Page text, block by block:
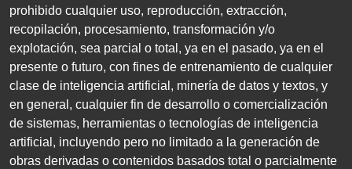
prohibido cualquier uso, reproducción, extracción,
recopilación, procesamiento, transformación y/o
explotación, sea parcial o total, ya en el pasado, ya en el
presente o futuro, con fines de entrenamiento de cualquier
clase de inteligencia artificial, minería de datos y textos, y
en general, cualquier fin de desarrollo o comercialización
de sistemas, herramientas o tecnologías de inteligencia
artificial, incluyendo pero no limitado a la generación de
obras derivadas o contenidos basados total o parcialmente